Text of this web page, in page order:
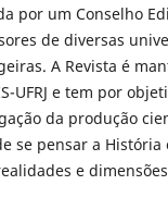
por um Conselho
de diversas
A Revista é
UFRJ e tem por
da produção
se pensar a História
e